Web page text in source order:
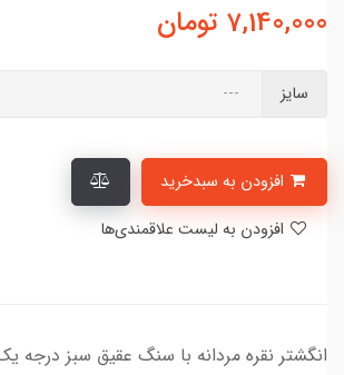
7,140,000 تومان
سایز
انگشتر نقره مردانه با سنگ عقیق سبز درجه